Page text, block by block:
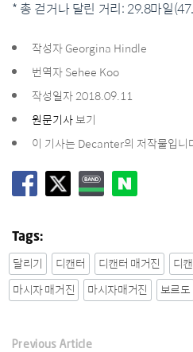
* 총 걷거나 달린 거리: 29.8마일
작성자 Georgina Hindle
번역자 Sehee Koo
작성일자 2018.09.11
원문기사보기
이 기사는 Decanter의 저작물입니
Tags:
달리기 디캔터 디캔터 매거진 디
마시자 매거진
마시자매거진 보르도
Previous Article